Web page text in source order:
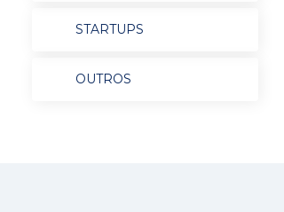
STARTUPS
OUTROS